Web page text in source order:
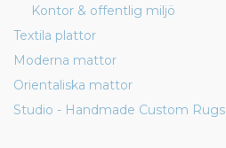
Kontor & offentlig miljö
Textila plattor
Moderna mattor
Orientaliska mattor
Studio - Handmade Custom Rugs